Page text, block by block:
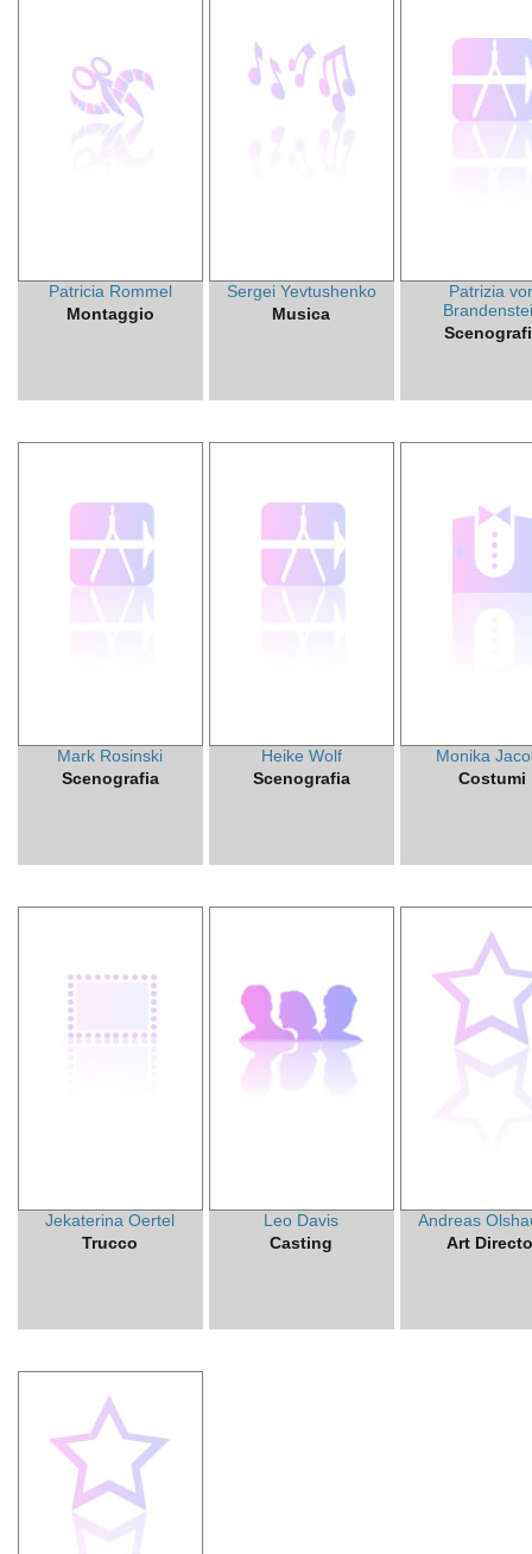
Patricia Rommel
Montaggio
Sergei Yevtushenko
Musica
Patrizia
Mark Rosinski
Scenografia
Heike Wolf
Scenografia
Monika
Costumi
Jekaterina Oertel
Trucco
Leo Davis
Casting
Andreas
Art